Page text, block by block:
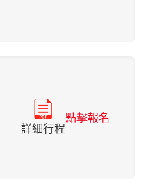
詳細行程
點擊報名